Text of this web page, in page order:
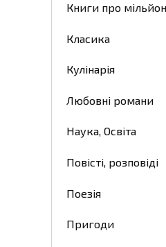
Книги про
Класика
Кулінарія
Любовні романи
Наука, Освіта
Повісті, розповіді
Поезія
Пригоди